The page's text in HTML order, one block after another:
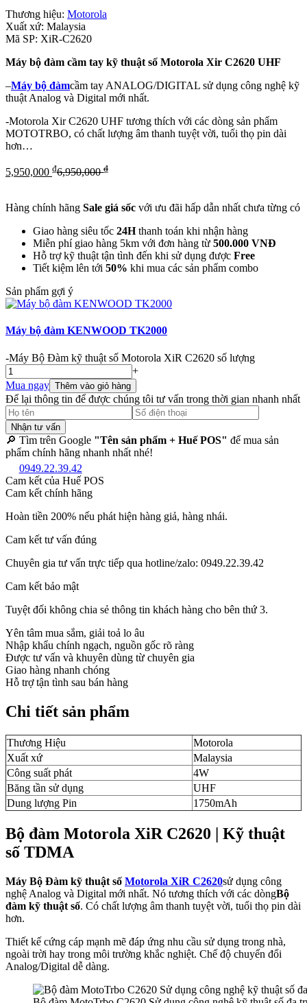
Thương hiệu: Motorola
Xuất xứ: Malaysia
Mã SP: XiR-C2620
Máy bộ đàm cầm tay kỹ thuật số Motorola Xir C2620 UHF
–Máy bộ đàmcầm tay ANALOG/DIGITAL sử dụng công nghệ kỹ
thuật Analog và Digital mới nhất.
-Motorola Xir C2620 UHF tương thích với các dòng sản phẩm
MOTOTRBO, có chất lượng âm thanh tuyệt vời, tuổi thọ pin dài
hơn…
5,950,000 ₫6,950,000₫
Hàng chính hãng Sale giá sốc với ưu đãi hấp dẫn nhất chưa từng có
Giao hàng siêu tốc 24Hthanh toán khi nhận hàng
Miễn phí giao hàng 5km với đơn hàng từ 500.000 VNĐ
Hỗ trợ kỹ thuật tận tình đến khi sử dụng được Free
Tiết kiệm lên tới 50% khi mua các sản phẩm combo
Sản phẩm gợi ý
Máy bộ đàm KENWOOD TK2000
-Máy Bộ Đàm kỹ thuật số Motorola XiR C2620 số lượng
+
Mua ngay Thêm vào giỏ hàng
Để lại thông tin để được chúng tôi tư vấn trong thời gian nhanh nhất
Nhận tư vấn
🔎 Tìm trên Google "Tên sản phẩm + Huế POS" để mua sản
phẩm chính hãng nhanh nhất nhé!
0949.22.39.42
Cam kết của Huế POS
Cam kết chính hãng
Hoàn tiền 200% nếu phát hiện hàng giả, hàng nhái.
Cam kết tư vấn đúng
Chuyên gia tư vấn trực tiếp qua hotline/zalo: 0949.22.39.42
Cam kết bảo mật
Tuyệt đối không chia sẻ thông tin khách hàng cho bên thứ 3.
Yên tâm mua sắm, giải toả lo âu
Nhập khẩu chính ngạch, nguồn gốc rõ ràng
Được tư vấn và khuyên dùng từ chuyên gia
Giao hàng nhanh chóng
Hỗ trợ tận tình sau bán hàng
Chi tiết sản phẩm
Thương Hiệu
Motorola
Xuất xứ
Malaysia
Công suất phát
4W
Băng tần sử dụng
UHF
Dung lượng Pin
1750mAh
Bộ đàm Motorola XiR C2620 | Kỹ thuật
số TDMA
Máy Bộ Đàm kỹ thuật số Motorola XiR C2620sử dụng công
nghệ Analog và Digital mới nhất. Nó tương thích với các dòngBộ
đàm kỹ thuật số. Có chất lượng âm thanh tuyệt vời, tuổi thọ pin dài
hơn.
Thiết kế cứng cáp mạnh mẽ đáp ứng nhu cầu sử dụng trong nhà,
ngoài trời hay trong môi trường khắc nghiệt. Chế độ chuyển đổi
Analog/Digital dễ dàng.